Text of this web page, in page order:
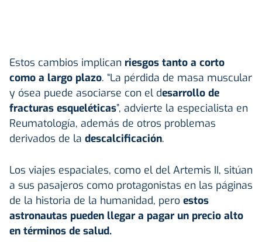
Estos cambios implican riesgos tanto a corto
como a largo plazo. “La pérdida de masa muscular
y ósea puede asociarse con el desarrollo de
fracturas esqueléticas”, advierte la especialista en
Reumatología, además de otros problemas
derivados de la descalcificación.
Los viajes espaciales, como el del Artemis II, sitúan
a sus pasajeros como protagonistas en las páginas
de la historia de la humanidad, pero estos
astronautas pueden llegar a pagar un precio alto
en términos de salud.